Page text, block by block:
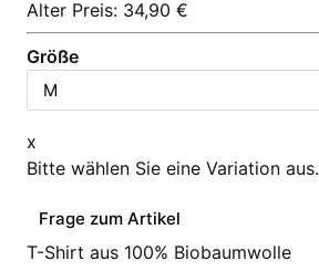
Alter Preis: 34,90 €
Größe
x
Bitte wählen Sie eine Variation aus.
Frage zum Artikel
T-Shirt aus 100% Biobaumwolle